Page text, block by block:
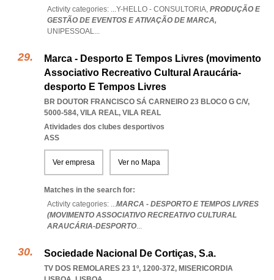
Activity categories: ...Y-HELLO - CONSULTORIA, PRODUÇÃO E
GESTÃO DE EVENTOS E ATIVAÇÃO DE MARCA,
UNIPESSOAL...
Marca - Desporto E Tempos Livres (movimento
Associativo Recreativo Cultural Araucária-
desporto E Tempos Livres
BR DOUTOR FRANCISCO SÁ CARNEIRO 23 BLOCO G C/V,
5000-584, VILA REAL, VILA REAL
Atividades dos clubes desportivos
ASS
Ver empresa Ver no Mapa
Matches in the search for:
Activity categories: ...MARCA - DESPORTO E TEMPOS LIVRES
(MOVIMENTO ASSOCIATIVO RECREATIVO CULTURAL
ARAUCÁRIA-DESPORTO...
Sociedade Nacional De Cortiças, S.a.
TV DOS REMOLARES 23 1º, 1200-372, MISERICORDIA